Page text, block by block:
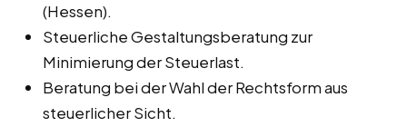
(Hessen).
Steuerliche Gestaltungsberatung zur
Minimierung der Steuerlast.
Beratung bei der Wahl der Rechtsform aus
steuerlicher Sicht.